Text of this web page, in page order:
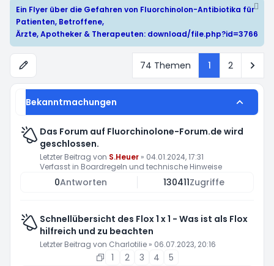
Ein Flyer über die Gefahren von Fluorchinolon-Antibiotika für
Patienten, Betroffene,
Ärzte, Apotheker & Therapeuten: download/file.php?id=3766
74 Themen 1 2
Bekanntmachungen
Das Forum auf Fluorchinolone-Forum.de wird
geschlossen.
Letzter Beitrag von S.Heuer » 04.01.2024, 17:31
Verfasst in Boardregeln und technische Hinweise
0Antworten 130411Zugriffe
Schnellübersicht des Flox 1 x 1 - Was ist als Flox
hilfreich und zu beachten
Letzter Beitrag von Charlotilie » 06.07.2023, 20:16
1 2 3 4
5